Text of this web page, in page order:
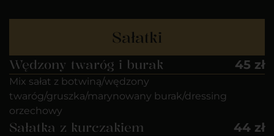
Sałatki
Wędzony twaróg i burak 45 zł
Mix sałat z botwiną/wędzony
twaróg/gruszka/marynowany burak/dressing
orzechowy
Sałatka z kurczakiem 44 zł